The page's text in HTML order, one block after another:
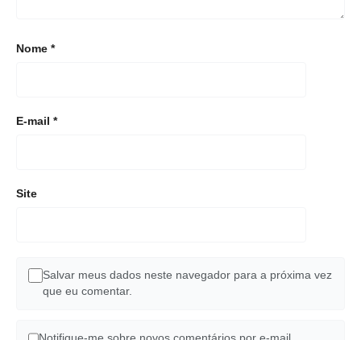
Nome *
E-mail *
Site
Salvar meus dados neste navegador para a próxima vez
que eu comentar.